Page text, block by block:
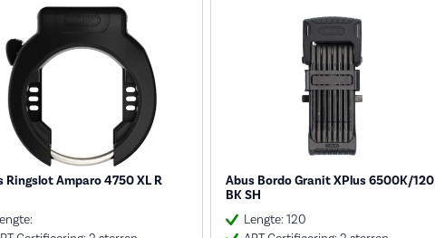
Ringslot Amparo 4750 XL R
Abus Bordo Granit XPlus 6500K/120
BK SH
Lengte: 120